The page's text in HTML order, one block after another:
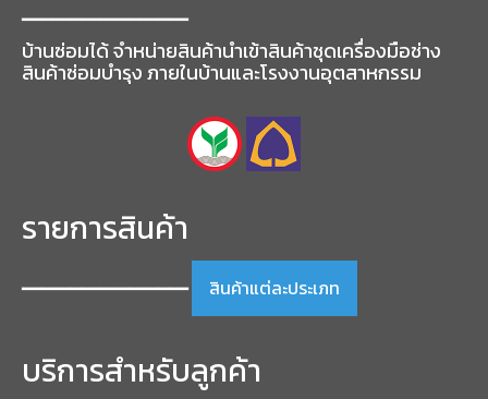
chosen
on
the
page
━━━━━━━━━━━━━━━━━
บ้านซ่อมได้ จำหน่ายสินค้านำเข้าสินค้าชุดเครื่องมือช่าง
สินค้าซ่อมบำรุง ภายในบ้านและโรงงานอุตสาหกรรม
รายการสินค้า
━━━━━━━━━━━━━━━━━ สินค้าแต่ละประเภท
บริการสำหรับลูกค้า